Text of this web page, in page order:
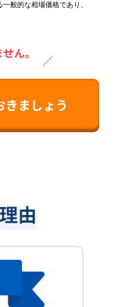
般的な相場価格であり、
ん。
／
きましょう
由